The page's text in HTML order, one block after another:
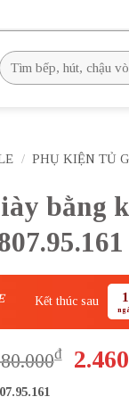
/ PHỤ KIỆN TỦ
bằng
Kết thúc sau 1
₫
Giá